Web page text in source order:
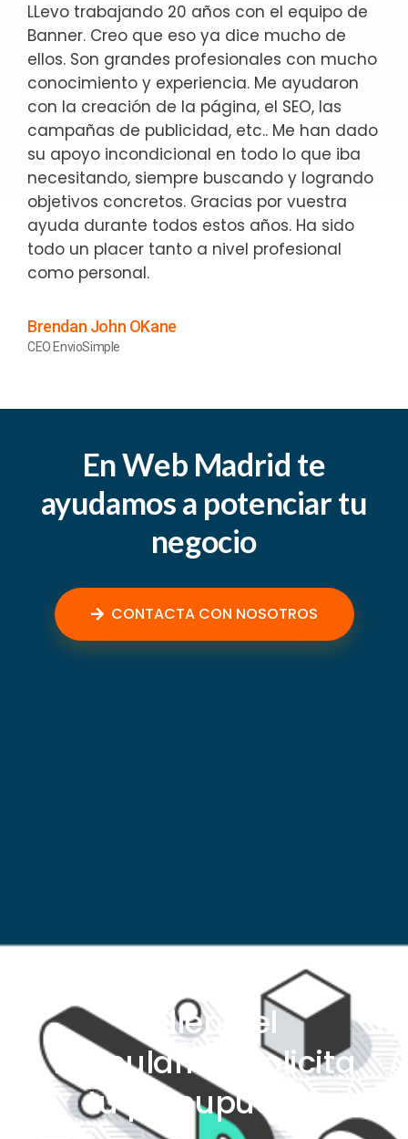
LLevo trabajando 20 años con el equipo de
Banner. Creo que eso ya dice mucho de
ellos. Son grandes profesionales con mucho
conocimiento y experiencia. Me ayudaron
con la creación de la página, el SEO, las
campañas de publicidad, etc.. Me han dado
su apoyo incondicional en todo lo que iba
necesitando, siempre buscando y logrando
objetivos concretos. Gracias por vuestra
ayuda durante todos estos años. Ha sido
todo un placer tanto a nivel profesional
como personal.
Brendan John OKane
CEO EnvioSimple
En Web Madrid te
ayudamos a potenciar tu
negocio
CONTACTA CON NOSOTROS
Rellena el
formulario y solicita
tu presupuesto